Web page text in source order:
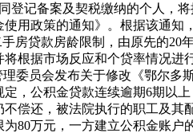
登记备案及契税缴纳的个人，
用政策的通知》。根据该通
房贷款房龄限制，由原先的
根据市场反应和个贷率情况
委员会发布关于修改《鄂尔
，公积金贷款连续逾期6期以
偿还，被法院执行的职工及
80万元，一方建立公积金账